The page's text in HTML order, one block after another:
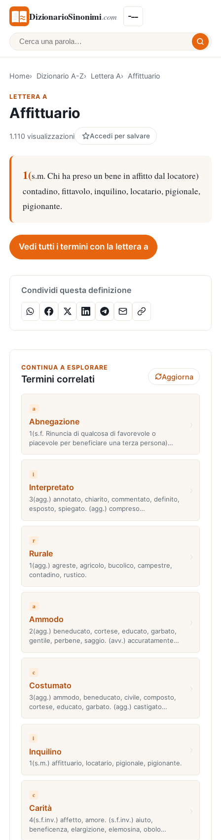
DizionarioSinonimi.com
Cerca una parola
Home Dizionario A-Z Lettera A Affittuario
LETTERA A
Affittuario
1.110 visualizzazioni Accedi per salvare
1(s.m. Chi ha preso un bene in affitto dal locatore)
contadino, fittavolo, inquilino, locatario, pigionale,
pigionante.
Vedi tutti i termini con la lettera a
Condividi questa definizione
CONTINUA A ESPLORARE
Termini correlati Aggiorna
a
Abnegazione
1(s.f. Rinuncia di qualcosa di favorevole o
piacevole per beneficiare una terza persona)…
i
Interpretato
3(agg.) annotato, chiarito, commentato, definito,
esposto, spiegato. (agg.) compreso…
r
Rurale
1(agg.) agreste, agricolo, bucolico, campestre,
contadino, rustico.
a
Ammodo
2(agg.) beneducato, cortese, educato, garbato,
gentile, perbene, saggio. (avv.) accuratamente…
c
Costumato
3(agg.) ammodo, beneducato, civile, composto,
cortese, educato, garbato. (agg.) castigato…
i
Inquilino
1(s.m.) affittuario, locatario, pigionale, pigionante.
c
Carità
4(s.f.inv.) affetto, amore. (s.f.inv.) aiuto,
beneficenza, elargizione, elemosina, obolo…